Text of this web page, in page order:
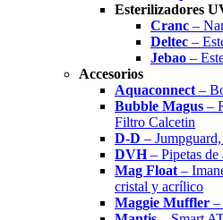
Esterilizadores
Cranc –
Deltec –
Jebao –
Accesorios
Aquaconnect –
Bubble Magus –
Filtro Calcetin
D-D –
DVH– Pipetas de
Mag Float –
cristal y acrílico
Maggie Muffler –